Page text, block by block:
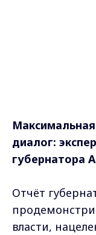
диалог:
губернатора
Отчёт
власти,